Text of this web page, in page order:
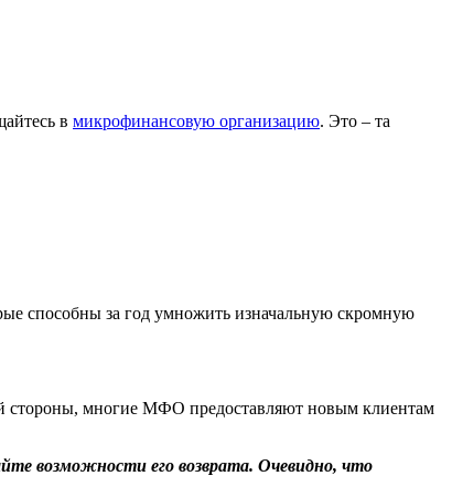
в микрофинансовую организацию. Это – та
способны за год умножить изначальную скромную
стороны, многие МФО предоставляют новым клиентам
возможности его возврата. Очевидно, что